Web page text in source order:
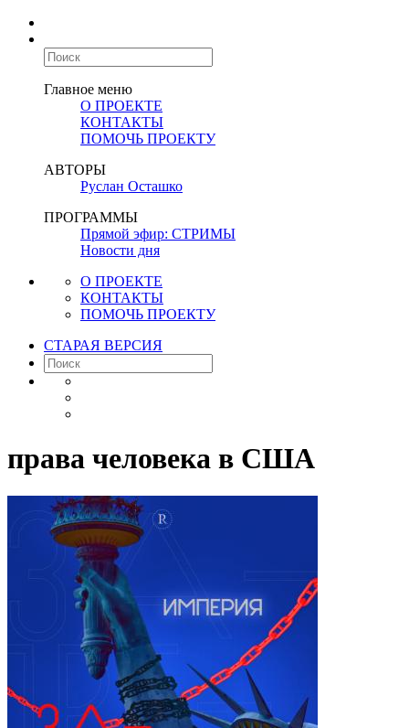
Главное меню
О ПРОЕКТЕ
КОНТАКТЫ
ПОМОЧЬ ПРОЕКТУ
АВТОРЫ
Руслан Осташко
ПРОГРАММЫ
Прямой эфир: СТРИМЫ
Новости дня
О ПРОЕКТЕ
КОНТАКТЫ
ПОМОЧЬ ПРОЕКТУ
СТАРАЯ ВЕРСИЯ
права человека в США